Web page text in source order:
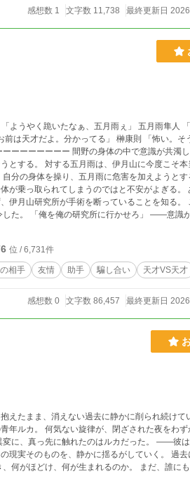
感想数 1 文字数 11,738 最終更新日
死んでもらうために、
てしまうのではと不安がよぎる。 ある日、伊月山は、人体欠
が手術を断っていることを知る。 このままじゃ俺の研究所の
五月雨にも自分と同じ苦痛を味わわせたうえで殺し
1作目『天才は勝手すぎる』 1.5作目『俺の周りは馬鹿ばかり』
位 / 6,731件
相手 友情 助手 騙し合い 天才VS天才
感想数 0 文字数 86,457 最終更新日
、消えない過去に静かに削られ続けていた。 そんな彼の前
ルカ。 何気ない旋律が、閉ざされた夜をわずかに
れたのはルカだった。 ——彼は、ただの救いではない。
、静かに揺るがしていく。 過去に囚われた男と、未来へ向
何がほどけ、何が生まれるのか。 まだ、誰にも